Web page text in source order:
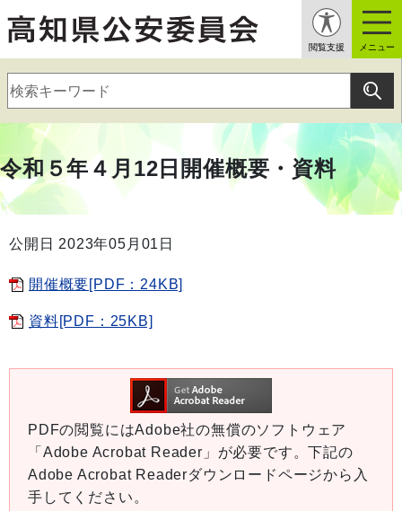
閲覧支援 メニュー
令和５年４月12日開催概要・資料
公開日 2023年05月01日
開催概要[PDF：24KB]
資料[PDF：25KB]
PDFの閲覧にはAdobe社の無償のソフトウェア
「Adobe Acrobat Reader」が必要です。下記の
Adobe Acrobat Readerダウンロードページから入
手してください。